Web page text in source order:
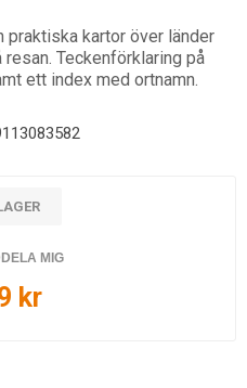
praktiska kartor över länder
Teckenförklaring på
ett index med ortnamn.
MIG
kr